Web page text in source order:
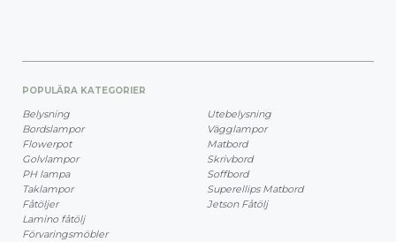
POPULÄRA KATEGORIER
Belysning
Bordslampor
Flowerpot
Golvlampor
PH lampa
Taklampor
Fåtöljer
Lamino fåtölj
Förvaringsmöbler
Utebelysning
Vägglampor
Matbord
Skrivbord
Soffbord
Superellips Matbord
Jetson Fåtölj